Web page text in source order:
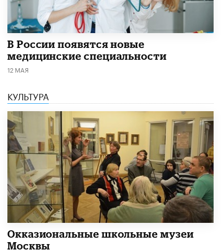
В России появятся новые
медицинские специальности
12 МАЯ
КУЛЬТУРА
​Окказиональные школьные музеи
Москвы